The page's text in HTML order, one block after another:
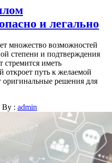
и легально
множество возможностей
степени и подтверждения
иметь
откроет путь к желаемой
оригинальные решения для
By : admin